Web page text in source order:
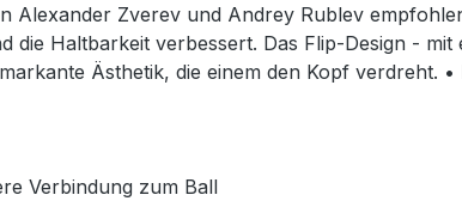
Zverev und Andrey Rublev
Haltbarkeit verbessert. Das Flip-Design -
Ästhetik, die einem den Kopf verdreht.
Verbindung zum Ball